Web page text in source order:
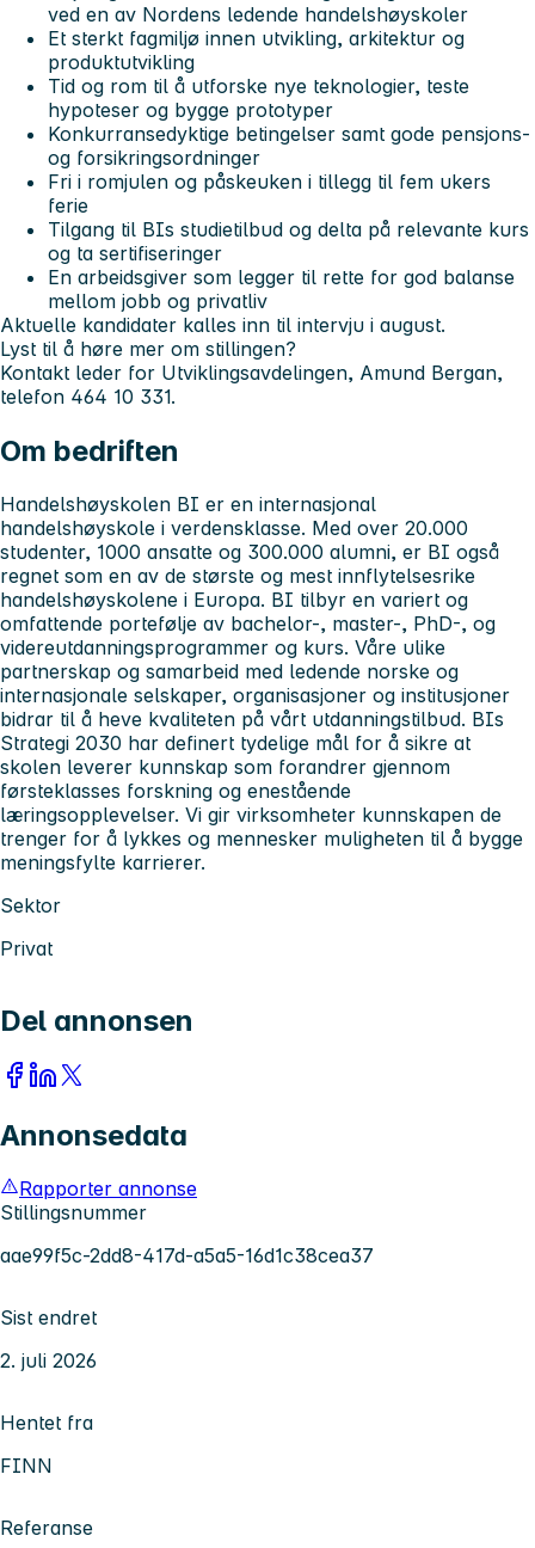
ved en av Nordens ledende handelshøyskoler
Et sterkt fagmiljø innen utvikling, arkitektur og
produktutvikling
Tid og rom til å utforske nye teknologier, teste
hypoteser og bygge prototyper
Konkurransedyktige betingelser samt gode pensjons-
og forsikringsordninger
Fri i romjulen og påskeuken i tillegg til fem ukers
ferie
Tilgang til BIs studietilbud og delta på relevante kurs
og ta sertifiseringer
En arbeidsgiver som legger til rette for god balanse
mellom jobb og privatliv
Aktuelle kandidater kalles inn til intervju i august.
Lyst til å høre mer om stillingen?
Kontakt leder for Utviklingsavdelingen, Amund Bergan,
telefon 464 10 331.
Om bedriften
Handelshøyskolen BI er en internasjonal
handelshøyskole i verdensklasse. Med over 20.000
studenter, 1000 ansatte og 300.000 alumni, er BI også
regnet som en av de største og mest innflytelsesrike
handelshøyskolene i Europa. BI tilbyr en variert og
omfattende portefølje av bachelor-, master-, PhD-, og
videreutdanningsprogrammer og kurs. Våre ulike
partnerskap og samarbeid med ledende norske og
internasjonale selskaper, organisasjoner og institusjoner
bidrar til å heve kvaliteten på vårt utdanningstilbud. BIs
Strategi 2030 har definert tydelige mål for å sikre at
skolen leverer kunnskap som forandrer gjennom
førsteklasses forskning og enestående
læringsopplevelser. Vi gir virksomheter kunnskapen de
trenger for å lykkes og mennesker muligheten til å bygge
meningsfylte karrierer.
Sektor
Privat
Del annonsen
Annonsedata
Rapporter annonse
Stillingsnummer
aae99f5c-2dd8-417d-a5a5-16d1c38cea37
Sist endret
2. juli 2026
Hentet fra
FINN
Referanse